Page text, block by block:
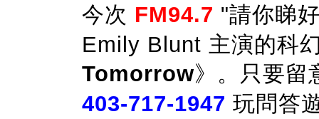
今次 FM94.7 "請你睇
Emily Blunt 主演的科
Tomorrow》 。只要
403-717-1947 玩問答